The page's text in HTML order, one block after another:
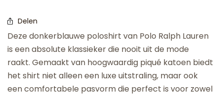
Delen
Deze donkerblauwe poloshirt van Polo Ralph Lauren
is een absolute klassieker die nooit uit de mode
raakt. Gemaakt van hoogwaardig piqué katoen biedt
het shirt niet alleen een luxe uitstraling, maar ook
een comfortabele pasvorm die perfect is voor zowel